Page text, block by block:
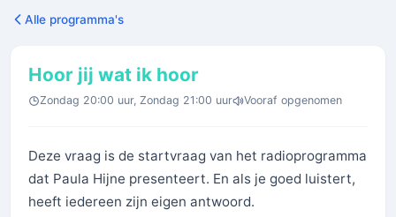
Alle programma's
Hoor jij wat ik hoor
Zondag 20:00 uur, Zondag 21:00 uur Vooraf opgenomen
Deze vraag is de startvraag van het radioprogramma
dat Paula Hijne presenteert. En als je goed luistert,
heeft iedereen zijn eigen antwoord.